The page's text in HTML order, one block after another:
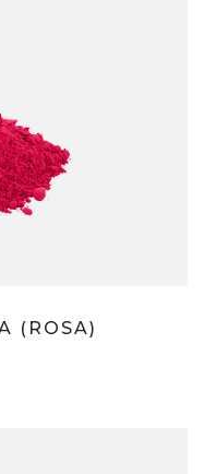
(ROSA)